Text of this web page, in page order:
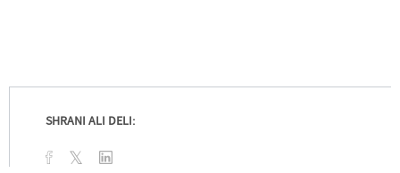
SHRANI ALI DELI: